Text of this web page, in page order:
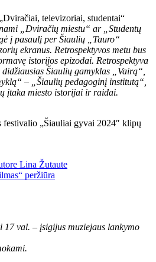
televizoriai, studentai“
„Dviračių miestu“ ar „Studentų
į pasaulį per Šiaulių „Tauro“
ekranus. Retrospektyvos metu bus
istorijos epizodai. Retrospektyva
Šiaulių gamyklas „Vairą“,
– „Šiaulių pedagoginį institutą“,
įtaka miesto istorijai ir raidai.
festivalio „Šiauliai gyvai 2024″ klipų
Lina Žutaute
peržiūra
val. – įsigijus muziejaus lankymo